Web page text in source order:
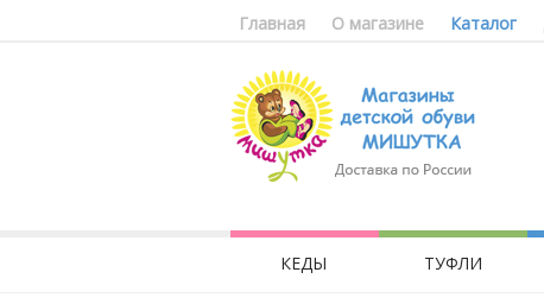
Главная О магазине Каталог
КЕДЫ ТУФЛИ